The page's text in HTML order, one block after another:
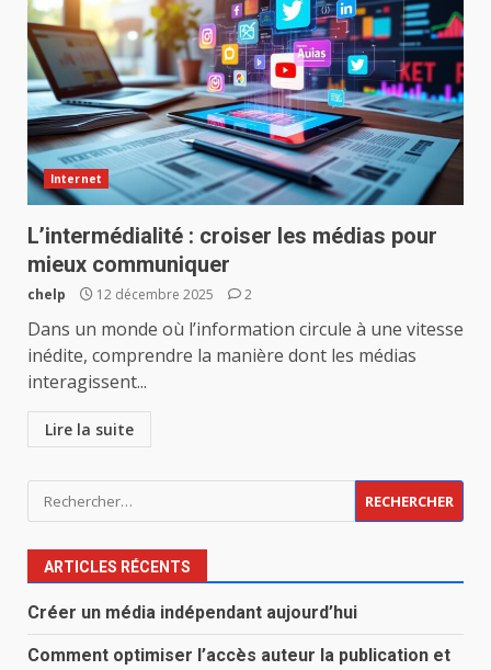
Internet
L’intermédialité : croiser les médias pour
mieux communiquer
chelp 12 décembre 2025 2
Dans un monde où l’information circule à une vitesse
inédite, comprendre la manière dont les médias
interagissent...
Lire la suite
Rechercher :
ARTICLES RÉCENTS
Créer un média indépendant aujourd’hui
Comment optimiser l’accès auteur la publication et